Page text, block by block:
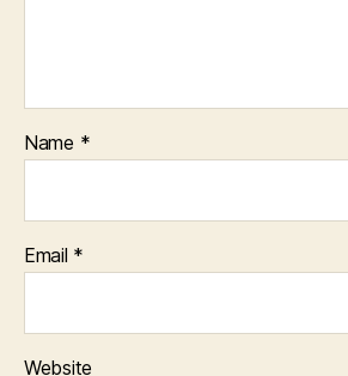
Name *
Email *
Website